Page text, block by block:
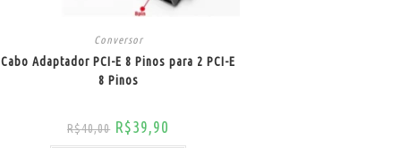
Conversor
Cabo Adaptador PCI-E 8 Pinos para 2 PCI-E
8 Pinos
R$40,00 R$39,90